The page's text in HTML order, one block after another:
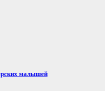
малышей